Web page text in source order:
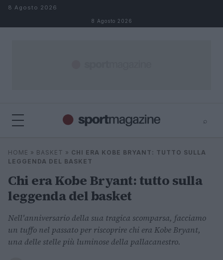
Salta al contenuto
8 Agosto 2026
8 Agosto 2026
⌕
Cerca
⌕
HOME » BASKET » CHI ERA KOBE BRYANT: TUTTO SULLA
LEGGENDA DEL BASKET
Chi era Kobe Bryant: tutto sulla
leggenda del basket
Nell'anniversario della sua tragica scomparsa, facciamo
un tuffo nel passato per riscoprire chi era Kobe Bryant,
una delle stelle più luminose della pallacanestro.